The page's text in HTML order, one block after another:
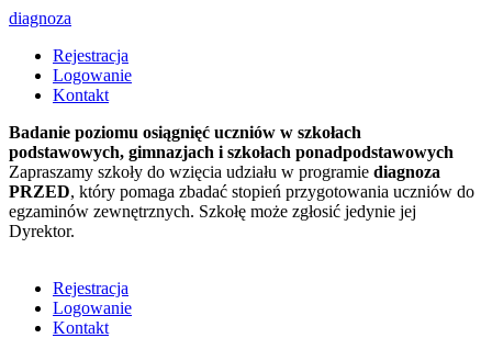
diagnoza
Rejestracja
Logowanie
Kontakt
Badanie poziomu osiągnięć uczniów w szkołach
podstawowych, gimnazjach i szkołach ponadpodstawowych
Zapraszamy szkoły do wzięcia udziału w programie diagnoza
PRZED, który pomaga zbadać stopień przygotowania uczniów do
egzaminów zewnętrznych. Szkołę może zgłosić jedynie jej
Dyrektor.
Rejestracja
Logowanie
Kontakt